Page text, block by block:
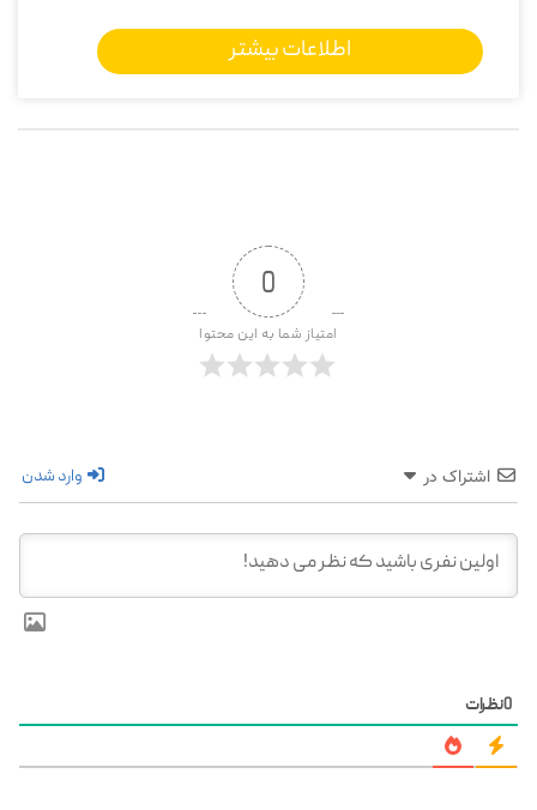
اطلاعات بیشتر
0
امتیاز شما به این محتوا
اشتراک در وارد شدن
نظرات